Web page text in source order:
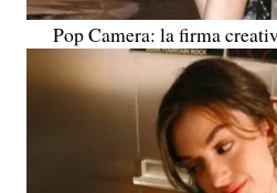
Pop Camera: la firma